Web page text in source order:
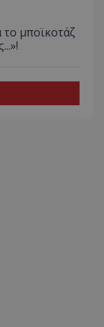
το μποϊκοτάζ